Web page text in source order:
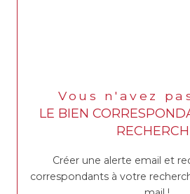
Vous n'avez
LE BIEN
Créer une alerte email et
correspondants à votre